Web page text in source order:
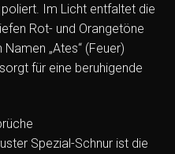
Im Licht entfaltet die
Rot- und Orangetöne
„Ates“ (Feuer)
für eine beruhigende
Spezial-Schnur ist die